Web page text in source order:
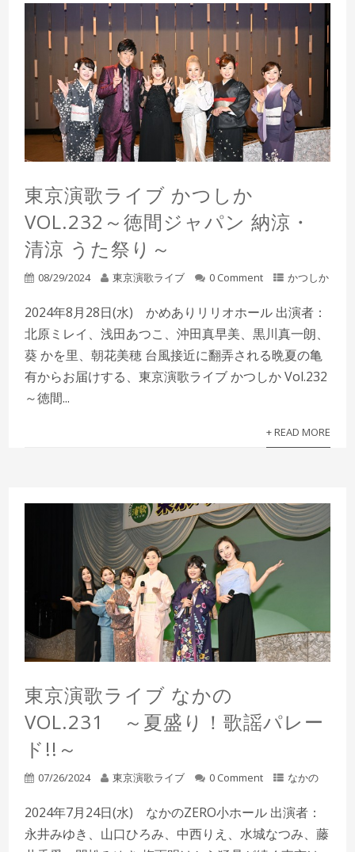
東京演歌ライブ かつしか
VOL.232～徳間ジャパン 納涼・
清涼 うた祭り～
08/29/2024 東京演歌ライブ 0 Comment かつしか
2024年8月28日(水) かめありリリオホール 出演者：
北原ミレイ、浅田あつこ、沖田真早美、黒川真一朗、
葵 かを里、朝花美穂 台風接近に翻弄される晩夏の亀
有からお届けする、東京演歌ライブ かつしか Vol.232
～徳間...
+ READ MORE
東京演歌ライブ なかの
VOL.231 ～夏盛り！歌謡パレー
ド!!～
07/26/2024 東京演歌ライブ 0 Comment なかの
2024年7月24日(水) なかのZERO小ホール 出演者：
永井みゆき、山口ひろみ、中西りえ、水城なつみ、藤